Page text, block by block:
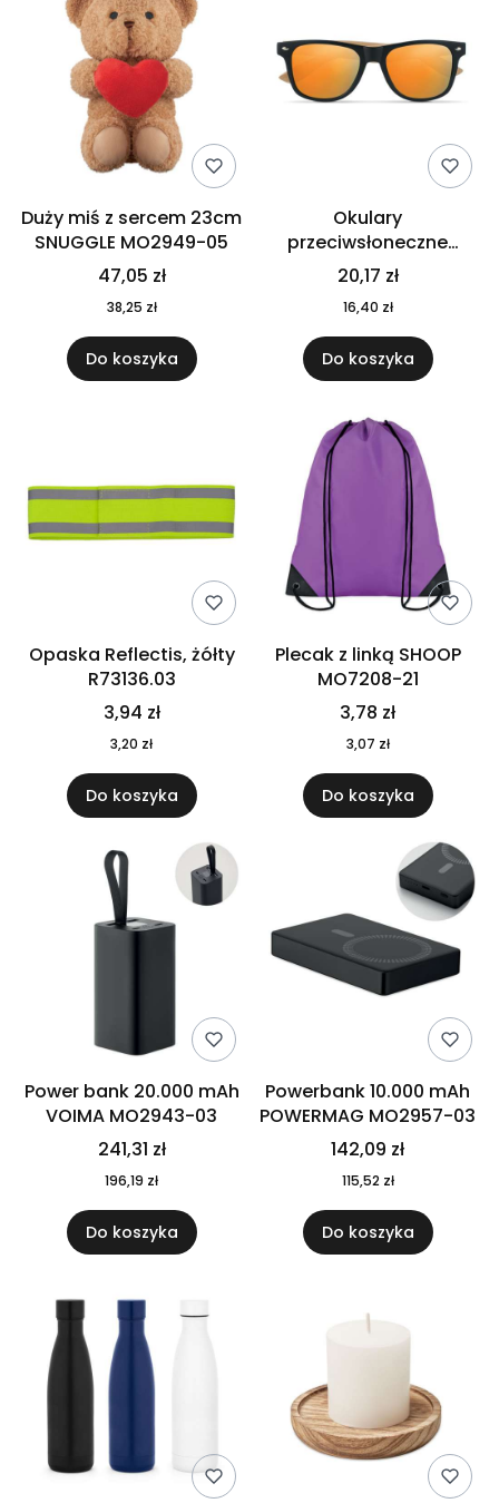
Duży miś z sercem 23cm
SNUGGLE MO2949-05
47,05 zł
38,25 zł
Do koszyka
Okulary
przeciwsłoneczne
CALIFORNIA TOUCH
MO9617-10
20,17 zł
16,40 zł
Do koszyka
Opaska Reflectis, żółty
R73136.03
3,94 zł
3,20 zł
Do koszyka
Plecak z linką SHOOP
MO7208-21
3,78 zł
3,07 zł
Do koszyka
Power bank 20.000 mAh
VOIMA MO2943-03
241,31 zł
196,19 zł
Do koszyka
Powerbank 10.000 mAh
POWERMAG MO2957-03
142,09 zł
115,52 zł
Do koszyka